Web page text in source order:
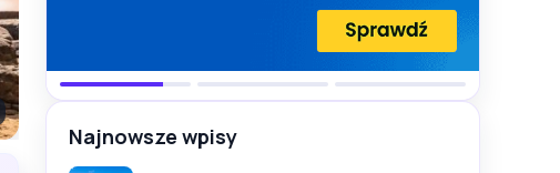
Najnowsze wpisy